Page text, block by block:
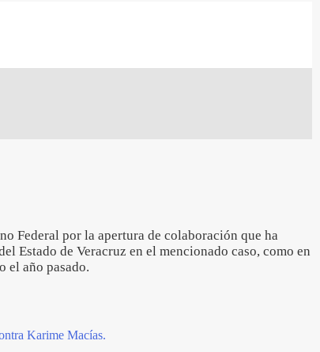
Federal por la apertura de colaboración que ha
Estado de Veracruz en el mencionado caso, como en
el año pasado.
Karime Macías.